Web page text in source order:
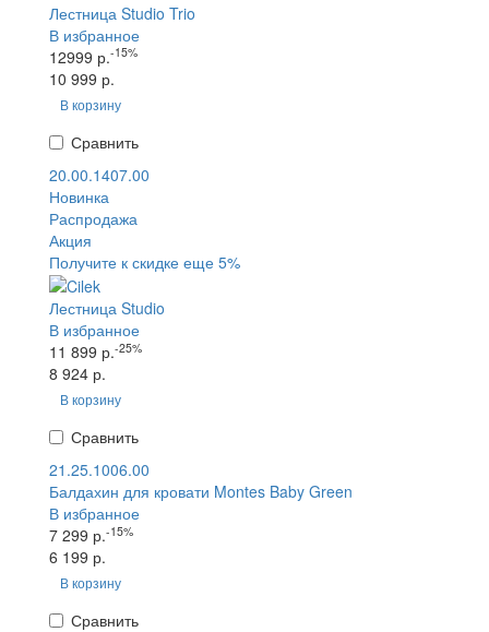
Лестница Studio Trio
В избранное
12999 р.-15%
10 999 р.
В корзину
Сравнить
20.00.1407.00
Новинка
Распродажа
Акция
Получите к скидке еще 5%
Лестница Studio
В избранное
11 899 р.-25%
8 924 р.
В корзину
Сравнить
21.25.1006.00
Балдахин для кровати Montes Baby Green
В избранное
7 299 р.-15%
6 199 р.
В корзину
Сравнить